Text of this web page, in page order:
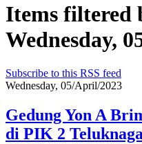
Items filtered
Wednesday,
Subscribe to this RSS feed
Wednesday, 05/April/2023
Gedung Yon A
di PIK 2